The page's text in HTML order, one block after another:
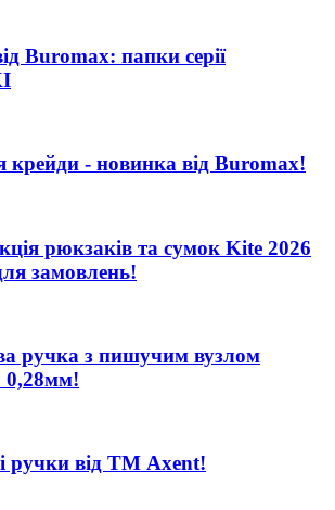
Buromax: папки серії
- новинка від Buromax!
рюкзаків та сумок Kite 2026
замовлень!
ручка з пишучим вузлом
ручки від ТМ Axent!